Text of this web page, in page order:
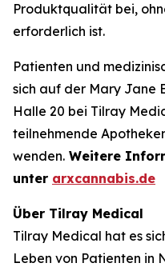
Produktqualität bei,
erforderlich ist.
Patienten und
sich auf der Mary Jane
Halle 20 bei Tilray
teilnehmende
wenden. Weitere
unter arxcannabis.de
Über Tilray Medical
Tilray Medical hat es
Leben von Patienten in